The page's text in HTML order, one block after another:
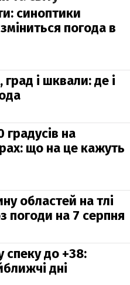
синоптики
погода в
і шквали: де і
градусів на
що на це кажуть
областей на тлі
погоди на 7 серпня
спеку до +38:
дні